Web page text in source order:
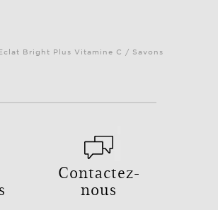
Bright Plus Vitamine C / Savons
Contactez-
nous